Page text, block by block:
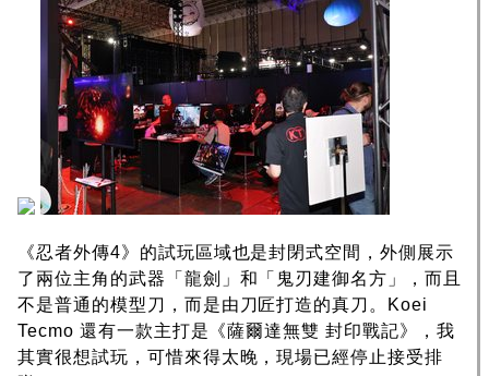
《忍者外傳4》的試玩區域也是封閉式空間，外側展示
了兩位主角的武器「龍劍」和「鬼刃建御名方」，而且
不是普通的模型刀，而是由刀匠打造的真刀。Koei
Tecmo 還有一款主打是《薩爾達無雙 封印戰記》，我
其實很想試玩，可惜來得太晚，現場已經停止接受排